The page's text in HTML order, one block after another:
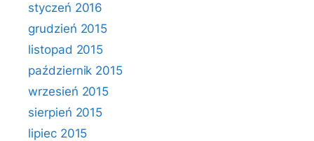
styczeń 2016
grudzień 2015
listopad 2015
październik 2015
wrzesień 2015
sierpień 2015
lipiec 2015